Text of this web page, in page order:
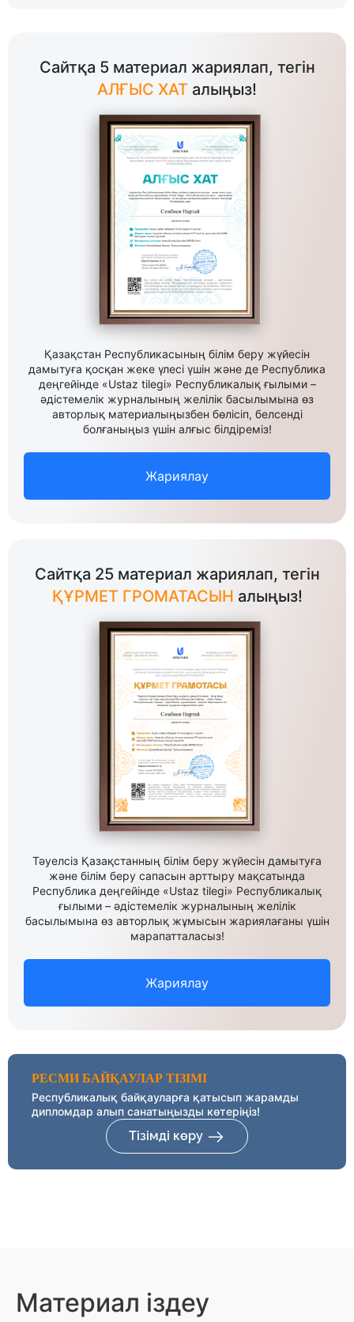
Сайтқа 5 материал жариялап, тегін
АЛҒЫС ХАТ алыңыз!
Қазақстан Республикасының білім беру жүйесін
дамытуға қосқан жеке үлесі үшін және де Республика
деңгейінде «Ustaz tilegi» Республикалық ғылыми –
әдістемелік журналының желілік басылымына өз
авторлық материалыңызбен бөлісіп, белсенді
болғаныңыз үшін алғыс білдіреміз!
Жариялау
Сайтқа 25 материал жариялап, тегін
ҚҰРМЕТ ГРОМАТАСЫН алыңыз!
Тәуелсіз Қазақстанның білім беру жүйесін дамытуға
және білім беру сапасын арттыру мақсатында
Республика деңгейінде «Ustaz tilegi» Республикалық
ғылыми – әдістемелік журналының желілік
басылымына өз авторлық жұмысын жариялағаны үшін
марапатталасыз!
Жариялау
РЕСМИ БАЙҚАУЛАР ТІЗІМІ
Республикалық байқауларға қатысып жарамды
дипломдар алып санатыңызды көтеріңіз!
Тізімді көру
Материал іздеу